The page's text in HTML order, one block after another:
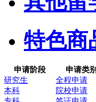
特色商
申请阶段
申请类别
研究生
全程申请
本科
院校申请